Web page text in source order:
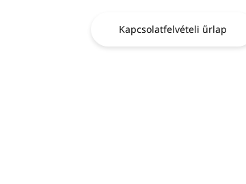
Kapcsolatfelvételi űrlap